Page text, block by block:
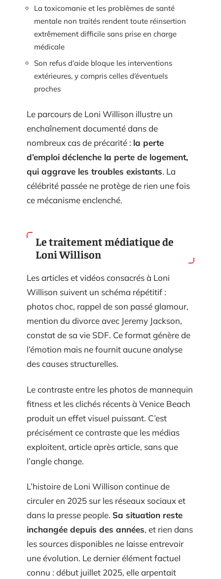
La toxicomanie et les problèmes de santé
mentale non traités rendent toute réinsertion
extrêmement difficile sans prise en charge
médicale
Son refus d’aide bloque les interventions
extérieures, y compris celles d’éventuels
proches
Le parcours de Loni Willison illustre un
enchaînement documenté dans de
nombreux cas de précarité : la perte
d’emploi déclenche la perte de logement,
qui aggrave les troubles existants. La
célébrité passée ne protège de rien une fois
ce mécanisme enclenché.
Le traitement médiatique de
Loni Willison
Les articles et vidéos consacrés à Loni
Willison suivent un schéma répétitif :
photos choc, rappel de son passé glamour,
mention du divorce avec Jeremy Jackson,
constat de sa vie SDF. Ce format génère de
l’émotion mais ne fournit aucune analyse
des causes structurelles.
Le contraste entre les photos de mannequin
fitness et les clichés récents à Venice Beach
produit un effet visuel puissant. C’est
précisément ce contraste que les médias
exploitent, article après article, sans que
l’angle change.
L’histoire de Loni Willison continue de
circuler en 2025 sur les réseaux sociaux et
dans la presse people. Sa situation reste
inchangée depuis des années, et rien dans
les sources disponibles ne laisse entrevoir
une évolution. Le dernier élément factuel
connu : début juillet 2025, elle arpentait